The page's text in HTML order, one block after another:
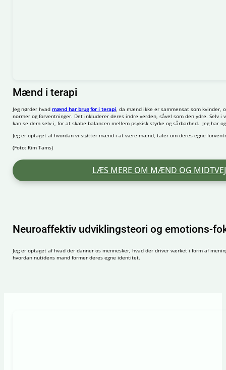
Mænd i terapi
Jeg nørder hvad mænd har brug for i terapi, da mænd ikke er sammensat som kvinder,
normer og forventninger. Det inkluderer deres indre verden, såvel som den ydre.
kan se dem selv i, for at skabe balancen mellem psykisk styrke og sårbarhed. Jeg
Jeg er optaget af hvordan vi støtter mænd i at være mænd, taler om deres egne
(Foto: Kim Tams)
LÆS MERE OM MÆND OG
Neuroaffektiv udviklingsteori og emotions-
Jeg er optaget af hvad der danner os mennesker, hvad der driver værket i form af
hvordan nutidens mand former deres egne identitet.